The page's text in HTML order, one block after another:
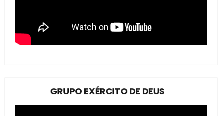
GRUPO EXÉRCITO DE DEUS